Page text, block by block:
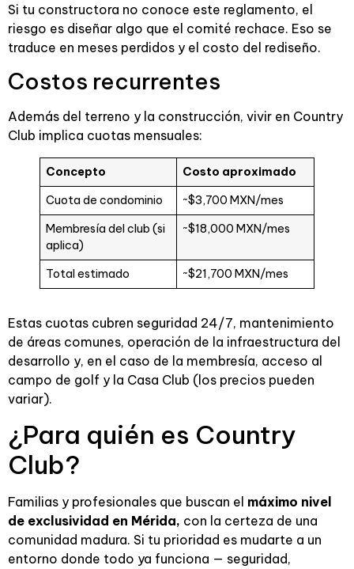
Si tu constructora no conoce este reglamento, el
riesgo es diseñar algo que el comité rechace. Eso se
traduce en meses perdidos y el costo del rediseño.
Costos recurrentes
Además del terreno y la construcción, vivir en Country
Club implica cuotas mensuales:
Concepto
Costo aproximado
Cuota de condominio
~$3,700 MXN/mes
Membresía del club (si
aplica)
~$18,000 MXN/mes
Total estimado ~$21,700 MXN/mes
Estas cuotas cubren seguridad 24/7, mantenimiento
de áreas comunes, operación de la infraestructura del
desarrollo y, en el caso de la membresía, acceso al
campo de golf y la Casa Club (los precios pueden
variar).
¿Para quién es Country
Club?
Familias y profesionales que buscan el máximo nivel
de exclusividad en Mérida, con la certeza de una
comunidad madura. Si tu prioridad es mudarte a un
entorno donde todo ya funciona — seguridad,